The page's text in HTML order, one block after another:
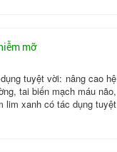
mỡ
tuyệt vời: nâng cao hệ
tai biến mạch máu não,
lim xanh có tác dụng tuyệt